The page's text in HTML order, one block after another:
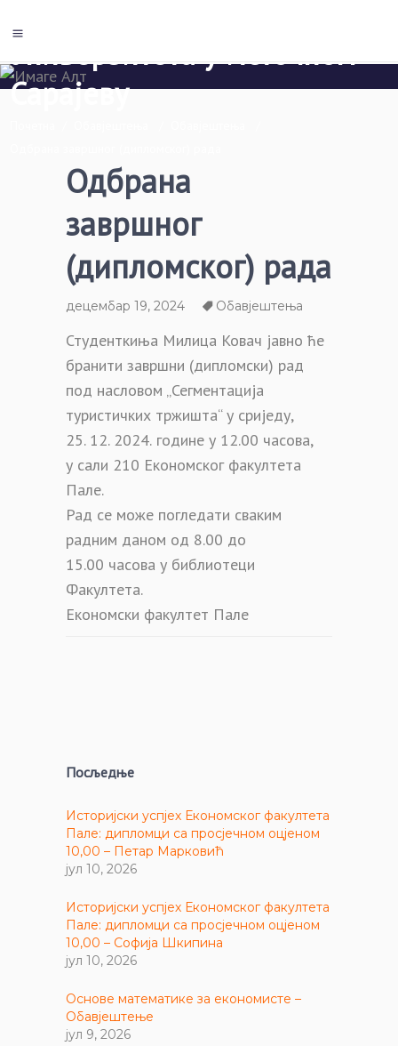
Сарајеву
Одбрана
завршног
(дипломског) рада
децембар 19, 2024 Обавјештења
Студенткиња Милица Ковач јавно ће
бранити завршни (дипломски) рад
под насловом „Сегментација
туристичких тржишта“ у сриједу,
25. 12. 2024. године у 12.00 часова,
у сали 210 Економскогфакултета
Пале.
Рад се може погледати сваким
радним даном од 8.00 до
15.00 часова у библиотеци
Факултета.
Економски факултет Пале
Посљедње
Историјски успјех Економског факултета
Пале: дипломци са просјечном оцјеном
10,00 – Петар Марковић
јул 10, 2026
Историјски успјех Економског факултета
Пале: дипломци са просјечном оцјеном
10,00 – Софија Шкипина
јул 10, 2026
Основе математике за економисте –
Обавјештење
јул 9, 2026